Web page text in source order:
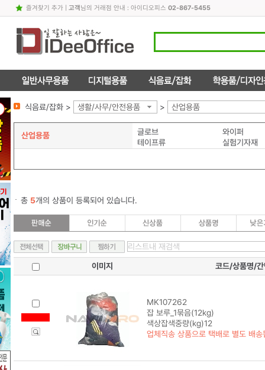
즐겨찾기 추가| 고객님의 거래점 안내 : 아이디오피스 02-867-5455
식음료/잡화 > 생활/사무/안전용품 > 산업용품
산업용품 글로브
와이퍼
테이프류
실험기자재
총 5개의 상품이 등록되어 있습니다.
이미지 코드/상품명/간
MK107262
잡 보루_1묶음(12kg)
색상잡색중량(kg)12
업체직송 상품으로 택배로 별도 배송